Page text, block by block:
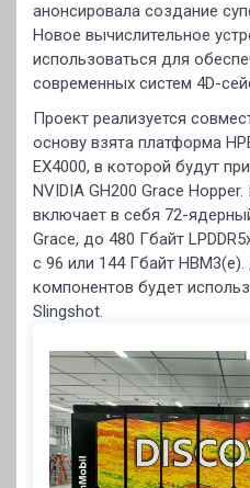
анонсировала создание
Новое вычислительное
использоваться для
современных систем 4D-
Проект реализуется
основу взята платформа
EX4000, в которой будут
NVIDIA GH200 Grace
включает в себя 72-
Grace, до 480 Гбайт
с 96 или 144 Гбайт
компонентов будет
Slingshot.